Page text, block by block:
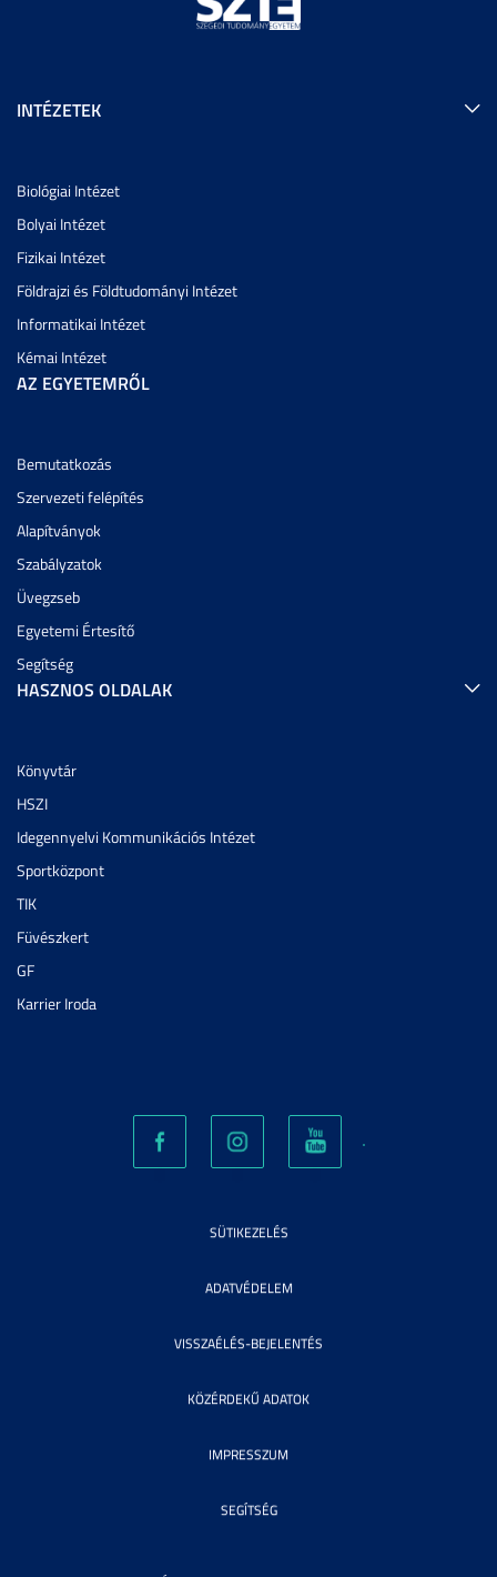
INTÉZETEK
Biológiai Intézet
Bolyai Intézet
Fizikai Intézet
Földrajzi és Földtudományi Intézet
Informatikai Intézet
Kémai Intézet
AZ EGYETEMRŐL
Bemutatkozás
Szervezeti felépítés
Alapítványok
Szabályzatok
Üvegzseb
Egyetemi Értesítő
Segítség
HASZNOS OLDALAK
Könyvtár
HSZI
Idegennyelvi Kommunikációs Intézet
Sportközpont
TIK
Füvészkert
GF
Karrier Iroda
SÜTIKEZELÉS
ADATVÉDELEM
VISSZAÉLÉS-BEJELENTÉS
KÖZÉRDEKŰ ADATOK
IMPRESSZUM
SEGÍTSÉG